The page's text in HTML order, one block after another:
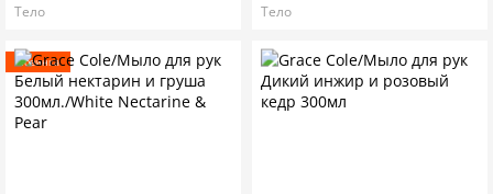
Тело
Тело
Новинка